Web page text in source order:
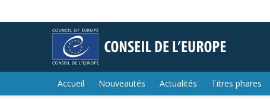
Accueil Nouveautés Actualités Titres phares